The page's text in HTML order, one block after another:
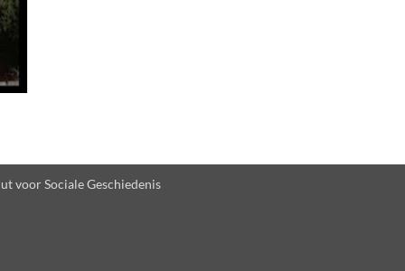
voor Sociale Geschiedenis